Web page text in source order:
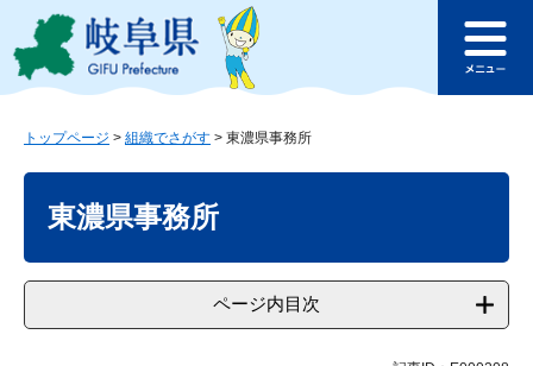
ジ
ュ
このページの本文へ
ュ
トップページ > 組織でさがす > 東濃県事務所
東濃県事務所
ページ内目次